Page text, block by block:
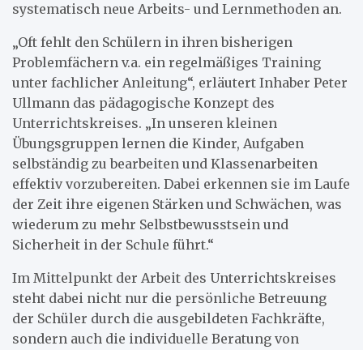
systematisch neue Arbeits- und Lernmethoden an.
„Oft fehlt den Schülern in ihren bisherigen
Problemfächern v.a. ein regelmäßiges Training
unter fachlicher Anleitung“, erläutert Inhaber Peter
Ullmann das pädagogische Konzept des
Unterrichtskreises. „In unseren kleinen
Übungsgruppen lernen die Kinder, Aufgaben
selbständig zu bearbeiten und Klassenarbeiten
effektiv vorzubereiten. Dabei erkennen sie im Laufe
der Zeit ihre eigenen Stärken und Schwächen, was
wiederum zu mehr Selbstbewusstsein und
Sicherheit in der Schule führt.“
Im Mittelpunkt der Arbeit des Unterrichtskreises
steht dabei nicht nur die persönliche Betreuung
der Schüler durch die ausgebildeten Fachkräfte,
sondern auch die individuelle Beratung von